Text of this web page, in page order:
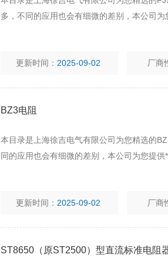
多，不同的应用也会有细微的差别，本公司为
更新时间： 2025-09-02 厂商
BZ3电阻
本目录是上海徐吉电气有限公司为您精选的
同的应用也会有细微的差别，本公司为您提供*
更新时间： 2025-09-02 厂商
ST8650（原ST2500）型直流标准电阻